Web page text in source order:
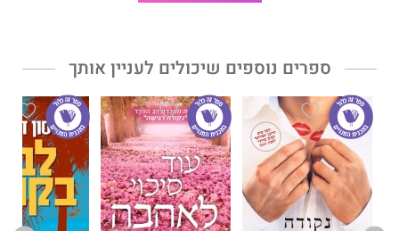
ספרים נוספים שיכולים לעניין אותך